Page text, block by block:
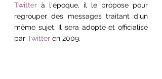
Twitter à l'époque, il le propose pour
regrouper des messages traitant d'un
même sujet. Il sera adopté et officialisé
par Twitter en 2009.